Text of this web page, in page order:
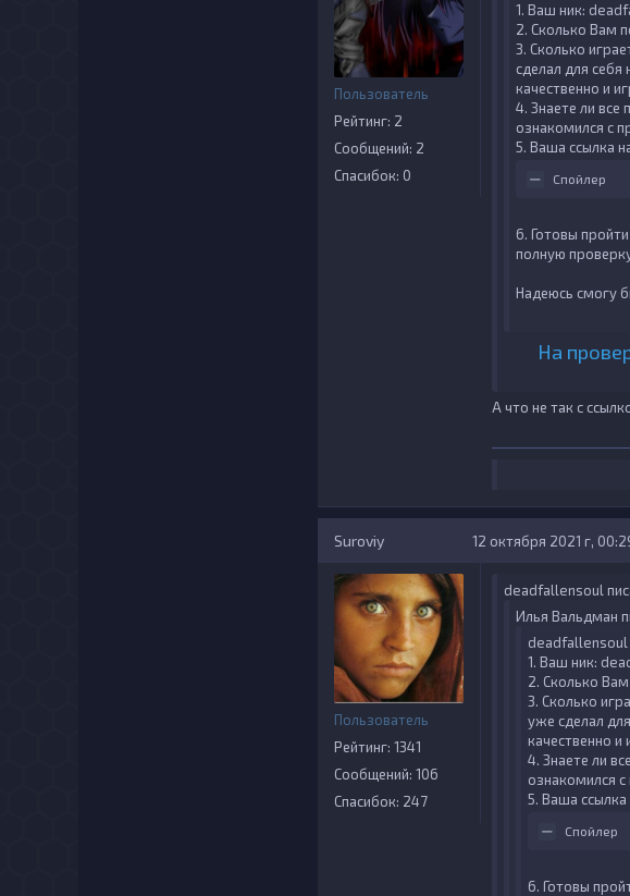
Пользователь
Рейтинг: 2
Сообщений: 2
Спасибок: 0
1. Ваш ник:
2. Сколько Вам
3. Сколько
сделал для
качественно и
4. Знаете ли все
ознакомился с
5. Ваша ссылка
Спойлер
6. Готовы
полную
Надеюсь смогу
На
А что не так с
Suroviy 12 октября 2021 г,
Пользователь
Рейтинг: 1341
Сообщений: 106
Спасибок: 247
deadfallensoul
Илья Вальдман
deadfallensoul
1. Ваш ник:
2. Сколько
3. Сколько
уже сделал
качественно и
4. Знаете ли
ознакомился
5. Ваша
Спойлер
6. Готовы